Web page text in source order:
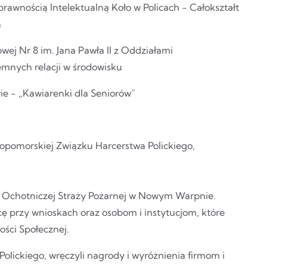
Intelektualną Koło w Policach - Całokształt
Nr 8 im. Jana Pawła II z Oddziałami
relacji w środowisku
- „Kawiarenki dla Seniorów”
Związku Harcerstwa Polickiego,
Straży Pożarnej w Nowym Warpnie.
przy wnioskach oraz osobom i instytucjom, które
Społecznej.
wręczyli nagrody i wyróżnienia firmom i